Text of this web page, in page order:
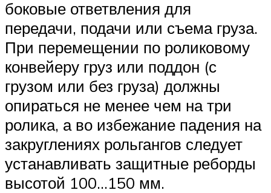
боковые ответвления для
передачи, подачи или съема груза.
При перемещении по роликовому
конвейеру груз или поддон (с
грузом или без груза) должны
опираться не менее чем на три
ролика, а во избежание падения на
закруглениях рольгангов следует
устанавливать защитные реборды
высотой 100…150 мм.